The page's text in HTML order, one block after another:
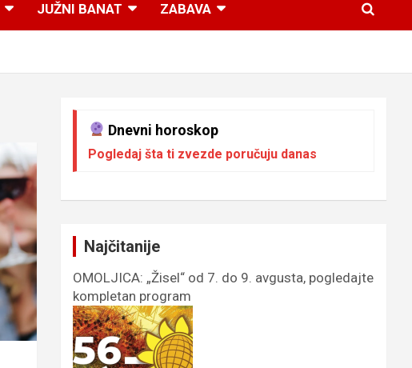
JUŽNI BANAT ZABAVA
Dnevni horoskop
Pogledaj šta ti zvezde poručuju danas
Najčitanije
OMOLJICA: „Žisel“ od 7. do 9. avgusta, pogledajte
kompletan program